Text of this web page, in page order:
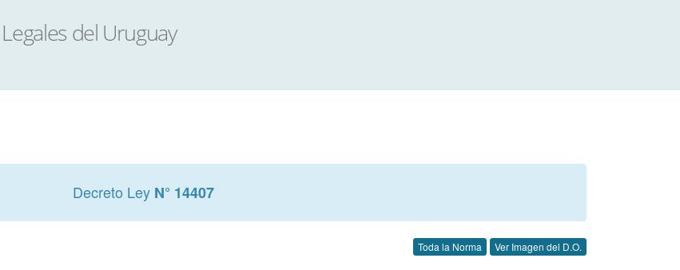
Decreto Ley N° 14407
Toda la Norma Ver Imagen del D.O.